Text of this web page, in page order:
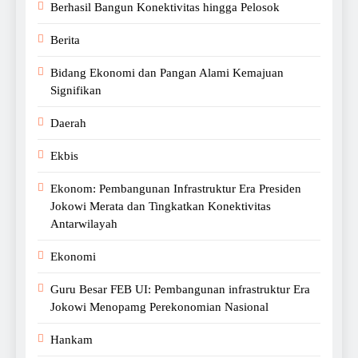
Berhasil Bangun Konektivitas hingga Pelosok
Berita
Bidang Ekonomi dan Pangan Alami Kemajuan
Signifikan
Daerah
Ekbis
Ekonom: Pembangunan Infrastruktur Era Presiden
Jokowi Merata dan Tingkatkan Konektivitas
Antarwilayah
Ekonomi
Guru Besar FEB UI: Pembangunan infrastruktur Era
Jokowi Menopamg Perekonomian Nasional
Hankam